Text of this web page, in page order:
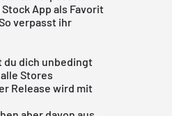
App als Favorit
verpasst ihr
du dich unbedingt
Stores
Release wird mit